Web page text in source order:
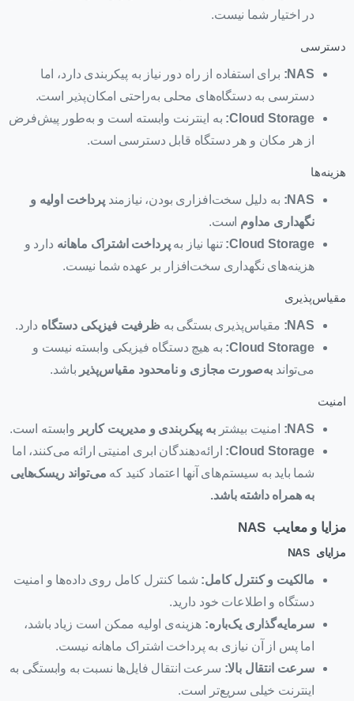
در اختیار شما نیست.
دسترسی
NAS
: برای استفاده از راه دور نیاز به پیکربندی دارد، اما
دسترسی به دستگاه‌های محلی به‌راحتی امکان‌پذیر است.
Cloud Storage
: به اینترنت وابسته است و به‌طور پیش‌فرض
از هر مکان و هر دستگاه قابل دسترسی است.
هزینه‌ها
NAS
: به دلیل سخت‌افزاری بودن، نیازمندپرداخت اولیه و
نگهداری مداوم است.
Cloud Storage
: تنها نیاز بهپرداخت اشتراک ماهانه دارد و
هزینه‌های نگهداری سخت‌افزار بر عهده شما نیست.
مقیاس‌پذیری
NAS
: مقیاس‌پذیری بستگی بهظرفیت فیزیکی دستگاه دارد.
Cloud Storage
: به هیچ دستگاه فیزیکی وابسته نیست و
می‌تواند به‌صورت مجازی و نامحدود مقیاس‌پذیر باشد.
امنیت
NAS
: امنیت بیشتربه پیکربندی و مدیریت کاربر وابسته است.
Cloud Storage
: ارائه‌دهندگان ابری امنیتی ارائه می‌کنند، اما
شما باید به سیستم‌های آنها اعتماد کنید که می‌تواند ریسک‌هایی
به همراه داشته باشد.
مزایا و معایب NAS
مزایای NAS
مالکیت و کنترل کامل: شما کنترل کامل روی داده‌ها و امنیت
دستگاه و اطلاعات خود دارید.
سرمایه‌گذاری یک‌باره: هزینه‌ی اولیه ممکن است زیاد باشد،
اما پس از آن نیازی به پرداخت اشتراک ماهانه نیست.
سرعت انتقال بالا: سرعت انتقال فایل‌ها نسبت به وابستگی به
اینترنت خیلی سریع‌تر است.